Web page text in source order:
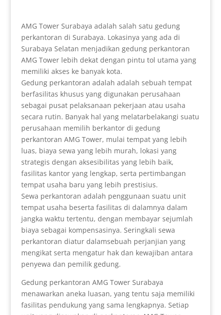
AMG Tower Surabaya adalah salah satu gedung
perkantoran di Surabaya. Lokasinya yang ada di
Surabaya Selatan menjadikan gedung perkantoran
AMG Tower lebih dekat dengan pintu tol utama yang
memiliki akses ke banyak kota.
Gedung perkantoran adalah adalah sebuah tempat
berfasilitas khusus yang digunakan perusahaan
sebagai pusat pelaksanaan pekerjaan atau usaha
secara rutin. Banyak hal yang melatarbelakangi suatu
perusahaan memilih berkantor di gedung
perkantoran AMG Tower, mulai tempat yang lebih
luas, biaya sewa yang lebih murah, lokasi yang
strategis dengan aksesibilitas yang lebih baik,
fasilitas kantor yang lengkap, serta pertimbangan
tempat usaha baru yang lebih prestisius.
Sewa perkantoran adalah penggunaan suatu unit
tempat usaha beserta fasilitas di dalamnya dalam
jangka waktu tertentu, dengan membayar sejumlah
biaya sebagai kompensasinya. Seringkali sewa
perkantoran diatur dalamsebuah perjanjian yang
mengikat serta mengatur hak dan kewajiban antara
penyewa dan pemilik gedung.
Gedung perkantoran AMG Tower Surabaya
menawarkan aneka luasan, yang tentu saja memiliki
fasilitas pendukung yang sama lengkapnya. Setiap